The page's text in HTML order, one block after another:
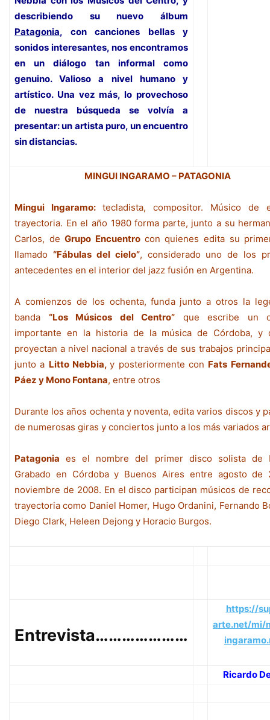
describiendo su nuevo álbum
Patagonia, con canciones bellas y
sonidos interesantes, nos encontramos
en un diálogo tan informal como
genuino. Valioso a nivel humano y
artístico. Una vez más, lo provechoso
de nuestra búsqueda se volvía a
presentar: un artista puro, un encuentro
sin distancias.
MINGUI INGARAMO – PATAGONIA
Mingui Ingaramo: tecladista, compositor. Músico de
trayectoria. En el año 1980 forma parte, junto a su
Carlos, deGrupo Encuentro con quienes edita su
llamado “Fábulas del cielo”, considerado uno de los
antecedentes en el interior del jazz fusión en Argentina.
A comienzos de los ochenta, funda junto a otros la
banda “Los Músicos del Centro” que escribe un
importante en la historia de la música de Córdoba, y
proyectan a nivel nacional a través de sus trabajos
junto a Litto Nebbia,y posteriormente con Fats
Páez y Mono Fontana, entre otros
Durante los años ochenta y noventa, edita varios discos y
de numerosas giras y conciertos junto a los más variados
Patagonia es el nombre del primer disco solista de
Grabado en Córdoba y Buenos Aires entre agosto de
noviembre de 2008. En el disco participan músicos de
trayectoria como Daniel Homer, Hugo Ordanini, Fernando
Diego Clark, Heleen Dejong y Horacio Burgos.
Entrevista…………………
https://
arte.net/mi/
Ricardo